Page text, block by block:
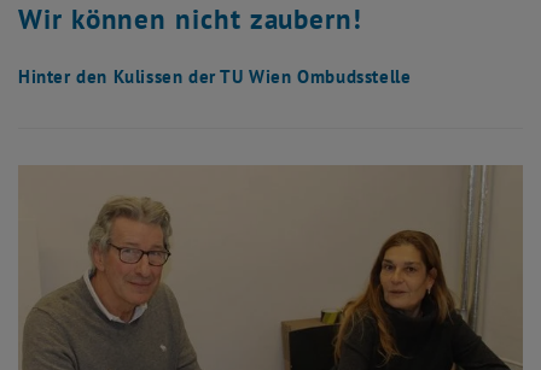
News
Wir können nicht zaubern!
Hinter den Kulissen der TU Wien Ombudsstelle